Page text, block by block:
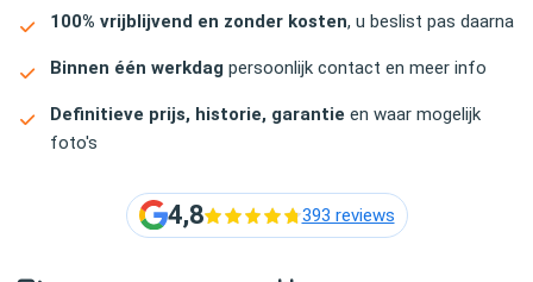
100% vrijblijvend en zonder kosten, u beslist pas daarna
Binnen één werkdag persoonlijk contact en meer info
Definitieve prijs, historie, garantie en waar mogelijk
foto's
4,8 393 reviews